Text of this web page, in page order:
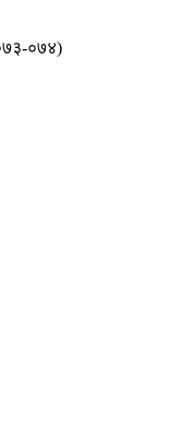
०७४)